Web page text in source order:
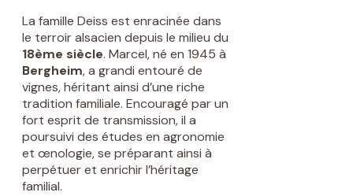
La famille Deiss est enracinée dans
le terroir alsacien depuis le milieu du
18ème siècle. Marcel, né en 1945 à
Bergheim, a grandi entouré de
vignes, héritant ainsi d’une riche
tradition familiale. Encouragé par un
fort esprit de transmission, il a
poursuivi des études en agronomie
et œnologie, se préparant ainsi à
perpétuer et enrichir l’héritage
familial.